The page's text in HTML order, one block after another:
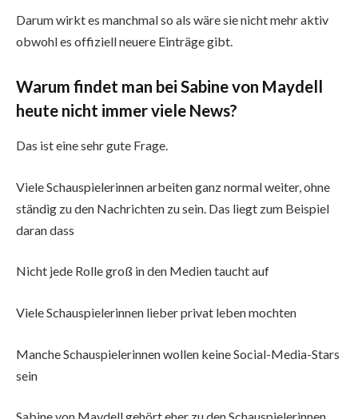
Darum wirkt es manchmal so als wäre sie nicht mehr aktiv
obwohl es offiziell neuere Einträge gibt.
Warum findet man bei Sabine von Maydell
heute nicht immer viele News?
Das ist eine sehr gute Frage.
Viele Schauspielerinnen arbeiten ganz normal weiter, ohne
ständig zu den Nachrichten zu sein. Das liegt zum Beispiel
daran dass
Nicht jede Rolle groß in den Medien taucht auf
Viele Schauspielerinnen lieber privat leben mochten
Manche Schauspielerinnen wollen keine Social-Media-Stars
sein